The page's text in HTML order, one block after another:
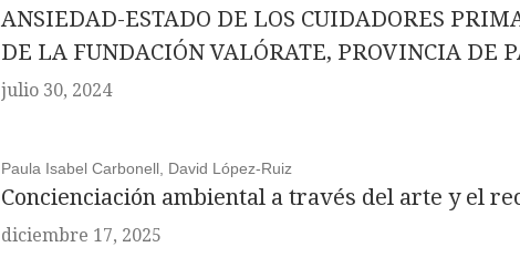
ANSIEDAD-ESTADO DE LOS CUIDADORES
DE LA FUNDACIÓN VALÓRATE, PROVINCIA DE
julio 30, 2024
Paula Isabel Carbonell, David López-Ruiz
Concienciación ambiental a través del arte y el
diciembre 17, 2025